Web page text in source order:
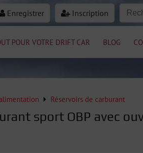
Enregistrer Inscription
POUR VOTRE DRIFT CAR BLOG
Réservoirs de carburant
sport OBP avec